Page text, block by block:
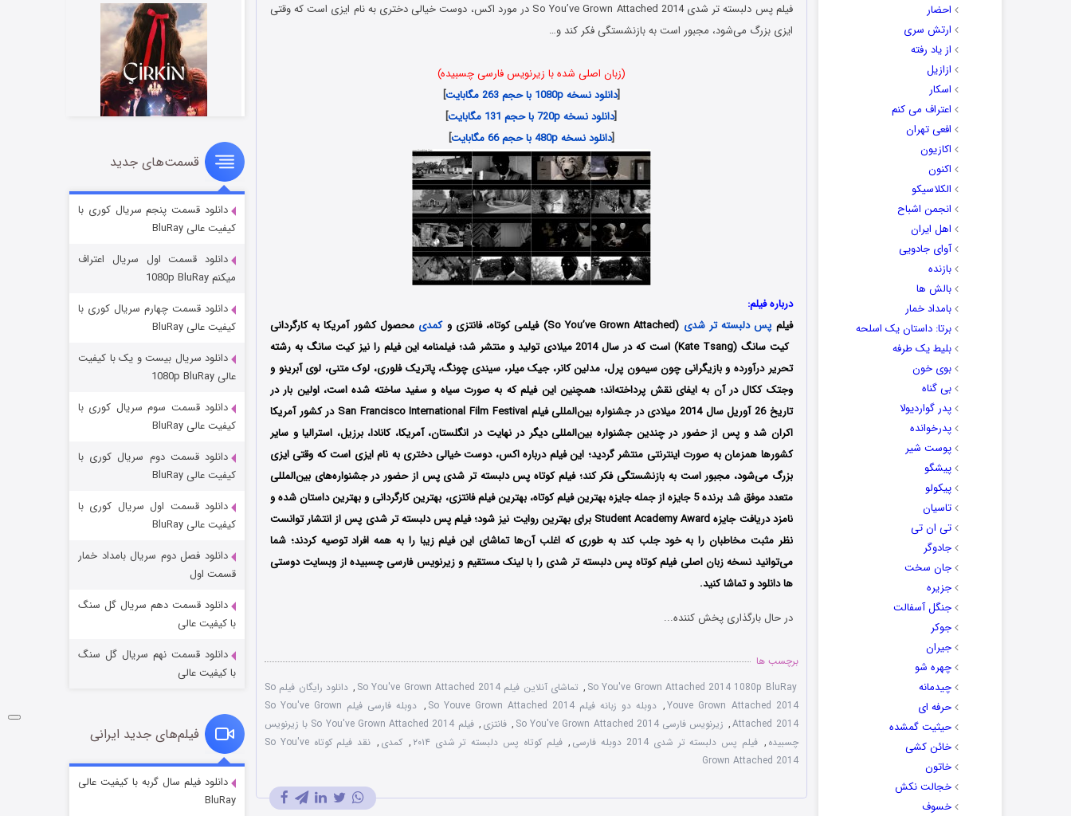
احضار
ارتش سری
از یاد رفته
ازازیل
اسکار
اعتراف می کنم
افعی تهران
اکازیون
اکنون
الکلاسیکو
انجمن اشباح
اهل ایران
آوای جادویی
بازنده
بالش ها
بامداد خمار
برتا: داستان یک اسلحه
بلیط یک‌‌ طرفه
بوی خون
بی گناه
پدر گواردیولا
پدرخوانده
پوست شیر
پیشگو
پیکولو
تاسیان
تی ان تی
جادوگر
جان سخت
جزیره
جنگل آسفالت
جوکر
جیران
چهره شو
چیدمانه
حرفه ای
حیثیت گمشده
خائن کشی
خاتون
خجالت نکش
خسوف
فیلم پس دلبسته تر شدی So You’ve Grown Attached 2014 در مورد اکس، دوست خیالی دختری به نام ایزی است که وقتی
ایزی بزرگ می‌شود، مجبور است به بازنشستگی فکر کند و…
(زبان اصلی شده با زیرنویس فارسی چسبیده)
[دانلود نسخه 1080p با حجم 263 مگابایت
]
[دانلود نسخه 720p با حجم 131 مگابایت
]
[دانلود نسخه 480p با حجم 66 مگابایت ]
درباره فیلم:
فیلم پس دلبسته تر شدی (So You’ve Grown Attached) فیلمی کوتاه، فانتزی و کمدی محصول کشور آمریکا به کارگردانی
کیت سانگ (Kate Tsang) است که در سال 2014 میلادی تولید و منتشر شد؛ فیلمنامه این فیلم را نیز کیت سانگ به رشته
تحریر درآورده و بازیگرانی چون سیمون پرل، مدلین کانر، جیک میلر، سیندی چونگ، پاتریک فلوری، لوک متنی،‌ لوی آبرینو و
وجتک ککال در آن به ایفای نقش پرداخته‌اند؛ همچنین این فیلم که به صورت سیاه و سفید ساخته شده است، اولین بار در
تاریخ 26 آوریل سال 2014 میلادی در جشنواره بین‌المللی فیلم San Francisco International Film Festival در کشور آمریکا
اکران شد و پس از حضور در چندین جشنواره بین‌المللی دیگر در نهایت در انگلستان، آمریکا، کانادا، برزیل، استرالیا و سایر
کشورها همزمان به صورت اینترنتی منتشر گردید؛ این فیلم درباره اکس، دوست خیالی دختری به نام ایزی است که وقتی ایزی
بزرگ می‌شود، مجبور است به بازنشستگی فکر کند؛ فیلم کوتاه پس دلبسته تر شدی پس از حضور در جشنواره‌های بین‌المللی
متعدد موفق شد برنده 5 جایزه از جمله جایزه بهترین فیلم کوتاه، بهترین فیلم فانتزی، بهترین کارگردانی و بهترین داستان شده و
نامزد دریافت جایزه Student Academy Award برای بهترین روایت نیز شود؛ فیلم پس دلبسته تر شدی پس از انتشار توانست
نظر مثبت مخاطبان را به خود جلب کند به طوری که اغلب آن‌ها تماشای این فیلم زیبا را به همه افراد توصیه کردند؛ شما
می‌توانید نسخه زبان اصلی فیلم کوتاه پس دلبسته تر شدی را با لینک مستقیم و زیرنویس فارسی چسبیده از وبسایت دوستی
ها دانلود و تماشا کنید.
در حال بارگذاری پخش کننده...
برچسب ها
So You've Grown Attached 2014 1080p BluRay
, تماشای آنلاین فیلم So You've Grown Attached 2014 ,
دانلود رایگان فیلم So
Youve Grown Attached 2014
, دوبله دو زبانه فیلم So Youve Grown Attached 2014 ,
دوبله فارسی فیلم So You've Grown
Attached 2014
, زیرنویس فارسی So You've Grown Attached 2014 , فانتزی ,
فیلم So You've Grown Attached 2014 با زیرنویس
چسبیده , فیلم پس دلبسته تر شدی 2014 دوبله فارسی , فیلم کوتاه پس دلبسته تر شدی ۲۰۱۴ , کمدی ,
نقد فیلم کوتاه So You've
Grown Attached 2014
سریال زشت
قسمت۲ (زیرنویس) منتشر شد
مردگان متحرک: شهر مرده ۳
شکست استوارت در نجات جهان
قسمت ۷ (زیرنویس) منتشر شد
شوگر فصل ۲
قسمت
قسمت‌های جدید
دانلود قسمت پنجم سریال کوری با
کیفیت عالی BluRay
دانلود قسمت اول سریال اعتراف
میکنم 1080p BluRay
دانلود قسمت چهارم سریال کوری با
کیفیت عالی BluRay
دانلود سریال بیست و یک با کیفیت
عالی 1080p BluRay
دانلود قسمت سوم سریال کوری با
کیفیت عالی BluRay
دانلود قسمت دوم سریال کوری با
کیفیت عالی BluRay
دانلود قسمت اول سریال کوری با
کیفیت عالی BluRay
دانلود فصل دوم سریال بامداد خمار
قسمت اول
دانلود قسمت دهم سریال گل سنگ
با کیفیت عالی
دانلود قسمت نهم سریال گل سنگ
با کیفیت عالی
فیلم‌های جدید ایرانی
دانلود فیلم سال گربه با کیفیت عالی
BluRay